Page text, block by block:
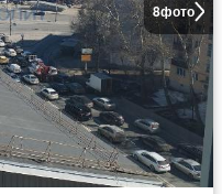
8фото